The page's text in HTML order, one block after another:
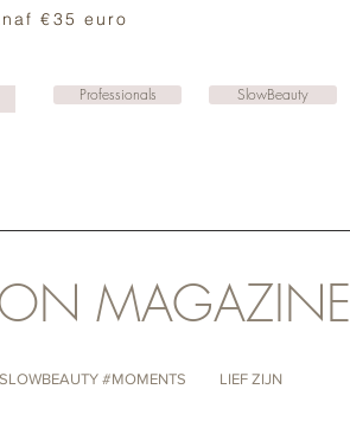
€35 euro
Professionals SlowBeauty
MAGAZINE
SLOWBEAUTY #MOMENTS LIEF ZIJN